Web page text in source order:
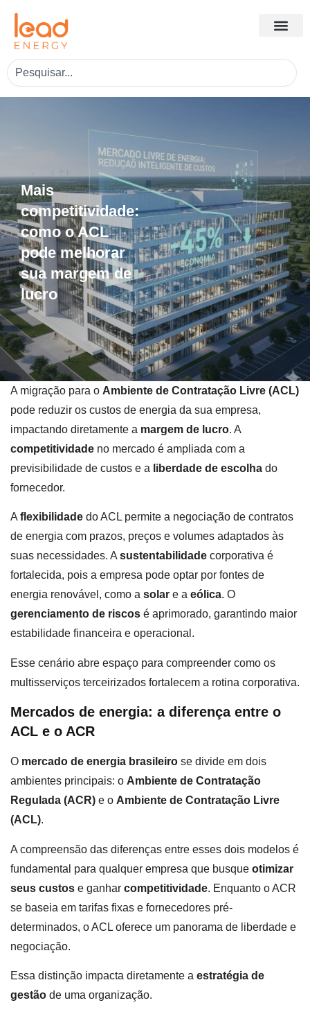
Mais
competitividade:
como o ACL
pode melhorar
sua margem de
lucro
A migração para o Ambiente de Contratação Livre (ACL)
pode reduzir os custos de energia da sua empresa,
impactando diretamente a margem de lucro. A
competitividade no mercado é ampliada com a
previsibilidade de custos e a liberdade de escolha do
fornecedor.
A flexibilidade do ACL permite a negociação de contratos
de energia com prazos, preços e volumes adaptados às
suas necessidades. A sustentabilidade corporativa é
fortalecida, pois a empresa pode optar por fontes de
energia renovável, como a solar e a eólica. O
gerenciamento de riscos é aprimorado, garantindo maior
estabilidade financeira e operacional.
Esse cenário abre espaço para compreender como os
multisserviços terceirizados fortalecem a rotina corporativa.
Mercados de energia: a diferença entre o
ACL e o ACR
O mercado de energia brasileiro se divide em dois
ambientes principais: o Ambiente de Contratação
Regulada (ACR) e o Ambiente de Contratação Livre
(ACL).
A compreensão das diferenças entre esses dois modelos é
fundamental para qualquer empresa que busque otimizar
seus custos e ganhar competitividade. Enquanto o ACR
se baseia em tarifas fixas e fornecedores pré-
determinados, o ACL oferece um panorama de liberdade e
negociação.
Essa distinção impacta diretamente a estratégia de
gestão de uma organização.